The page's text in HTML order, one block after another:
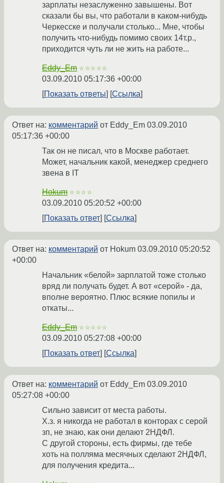
зарплаты незаслуженно завышены. Вот
сказали бы вы, что работали в каком-нибудь
Черкесске и получали столько... Мне, чтобы
получить что-нибудь помимо своих 14т.р.,
приходится чуть ли не жить на работе...
Eddy_Em ☆☆☆☆☆
03.09.2010 05:17:36 +00:00
Показать ответы
Ссылка
Ответ на: комментарий от Eddy_Em 03.09.2010
05:17:36 +00:00
Так он не писал, что в Москве работает.
Может, начальник какой, менеджер среднего
звена в IT
Hokum ☆☆☆☆
03.09.2010 05:20:52 +00:00
Показать ответ
Ссылка
Ответ на: комментарий от Hokum 03.09.2010 05:20:52
+00:00
Начальник «белой» зарплатой тоже столько
вряд ли получать будет. А вот «серой» - да,
вполне вероятно. Плюс всякие попилы и
откаты...
Eddy_Em ☆☆☆☆☆
03.09.2010 05:27:08 +00:00
Показать ответ
Ссылка
Ответ на: комментарий от Eddy_Em 03.09.2010
05:27:08 +00:00
Сильно зависит от места работы.
Х.з. я никогда не работал в конторах с серой
зп, не знаю, как они делают 2НДФЛ.
С другой стороны, есть фирмы, где тебе
хоть на полляма месячных сделают 2НДФЛ,
для получения кредита...